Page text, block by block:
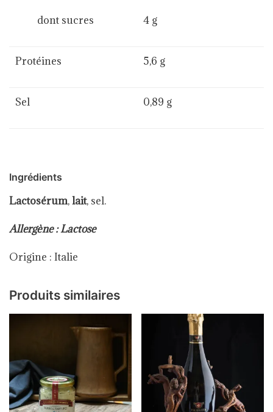
dont sucres 4 g
Protéines 5,6 g
Sel 0,89 g
Ingrédients
Lactosérum,lait, sel.
Allergène : Lactose
Origine : Italie
Produits similaires